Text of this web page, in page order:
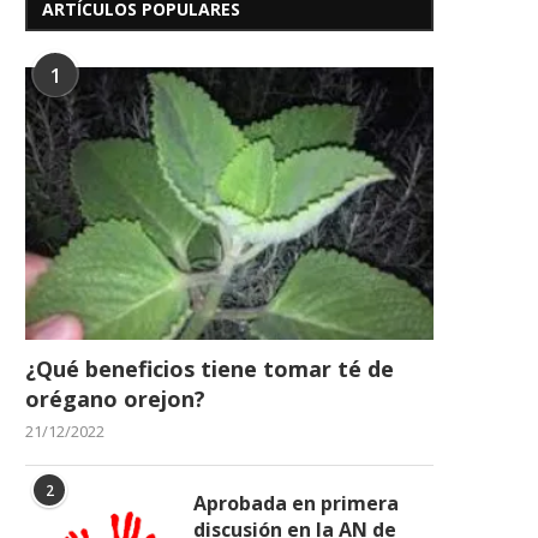
ARTÍCULOS POPULARES
1
¿Qué beneficios tiene tomar té de
orégano orejon?
21/12/2022
2
Aprobada en primera
discusión en la AN de